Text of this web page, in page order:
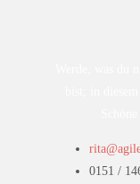
0151 /